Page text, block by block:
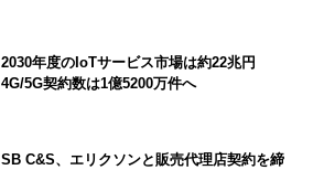
2030年度のIoTサービス市場は約22兆円
4G/5G契約数は1億5200万件へ
SB C&S、エリクソンと販売代理店契約を締